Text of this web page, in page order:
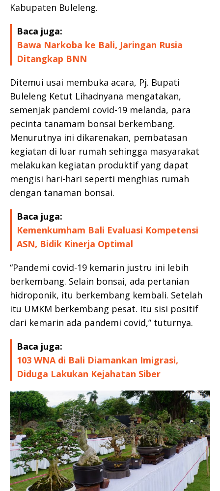
Kabupaten Buleleng.
Baca juga:
Bawa Narkoba ke Bali, Jaringan Rusia
Ditangkap BNN
Ditemui usai membuka acara, Pj. Bupati
Buleleng Ketut Lihadnyana mengatakan,
semenjak pandemi covid-19 melanda, para
pecinta tanamam bonsai berkembang.
Menurutnya ini dikarenakan, pembatasan
kegiatan di luar rumah sehingga masyarakat
melakukan kegiatan produktif yang dapat
mengisi hari-hari seperti menghias rumah
dengan tanaman bonsai.
Baca juga:
Kemenkumham Bali Evaluasi Kompetensi
ASN, Bidik Kinerja Optimal
“Pandemi covid-19 kemarin justru ini lebih
berkembang. Selain bonsai, ada pertanian
hidroponik, itu berkembang kembali. Setelah
itu UMKM berkembang pesat. Itu sisi positif
dari kemarin ada pandemi covid,” tuturnya.
Baca juga:
103 WNA di Bali Diamankan Imigrasi,
Diduga Lakukan Kejahatan Siber